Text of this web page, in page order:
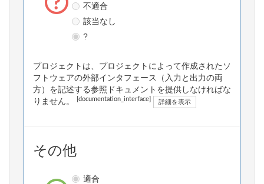
不適合
該当なし
?
プロジェクトは、プロジェクトによって作成されたソ
フトウェアの外部インタフェース（入力と出力の両
方）を記述する参照ドキュメントを提供しなければな
りません。
[documentation_interface] 詳細を表示
その他
適合